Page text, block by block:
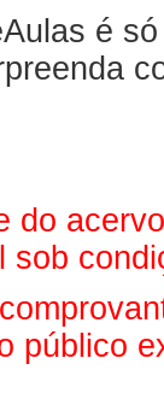
é
do
público